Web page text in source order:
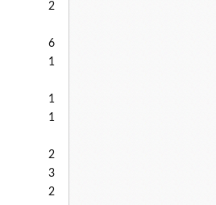
2
6
1
1
1
2
3
2